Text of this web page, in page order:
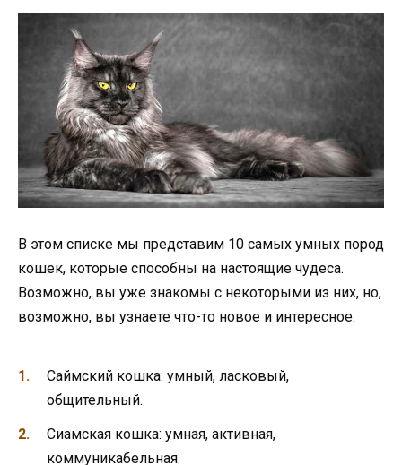
В этом списке мы представим 10 самых умных пород
кошек, которые способны на настоящие чудеса.
Возможно, вы уже знакомы с некоторыми из них, но,
возможно, вы узнаете что-то новое и интересное.
Саймский кошка: умный, ласковый,
общительный.
Сиамская кошка: умная, активная,
коммуникабельная.